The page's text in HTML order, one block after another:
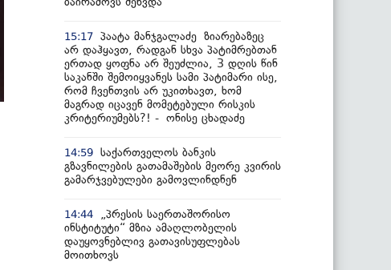
15:17 პაატა მანჯგალაძე ზიარებაზეც
არ დაჰყავთ, რადგან სხვა პატიმრებთან
ერთად ყოფნა არ შეუძლია, 3 დღის წინ
საკანში შემოიყვანეს სამი პატიმარი ისე,
რომ ჩვენთვის არ უკითხავთ, ხომ
მაგრად იცავენ მომეტებული რისკის
კრიტერიუმებს?! - ონისე ცხადაძე
14:59 საქართველოს ბანკის
გზავნილების გათამაშების მეორე კვირის
გამარჯვებულები გამოვლინდნენ
14:44
„პრესის საერთაშორისო
ინსტიტუტი“ მზია ამაღლობელის
დაუყოვნებლივ გათავისუფლებას
მოითხოვს